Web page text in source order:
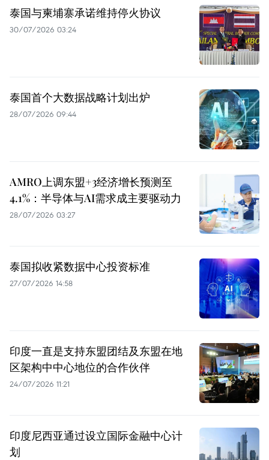
泰国与柬埔寨承诺维持停火协议
30/07/2026 03:24
泰国首个大数据战略计划出炉
28/07/2026 09:44
AMRO上调东盟+3经济增长预测至
4.1%：半导体与AI需求成主要驱动力
28/07/2026 03:27
泰国拟收紧数据中心投资标准
27/07/2026 14:58
印度一直是支持东盟团结及东盟在地
区架构中中心地位的合作伙伴
24/07/2026 11:21
印度尼西亚通过设立国际金融中心计
划